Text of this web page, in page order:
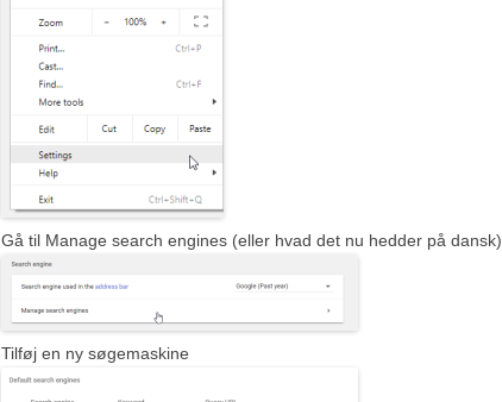
Gå til Manage search engines (eller hvad det nu hedder på dansk)
Tilføj en ny søgemaskine